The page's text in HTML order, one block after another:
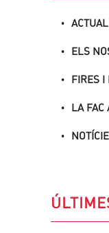
ELS
FIRES I
LA FAC